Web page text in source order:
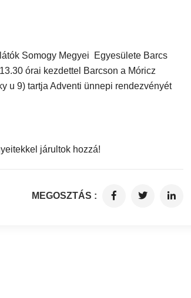
Somogy Megyei Egyesülete Barcs
órai kezdettel Barcson a Móricz
u 9) tartja Adventi ünnepi rendezvényét
járultok hozzá!
MEGOSZTÁS :